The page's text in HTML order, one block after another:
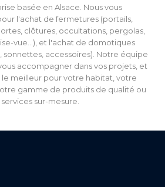
basée en Alsace. Nous vous
l'achat de fermetures (portails,
clôtures, occultations, pergolas,
vue...), et l'achat de domotiques
sonnettes, accessoires). Notre équipe
accompagner dans vos projets, et
le meilleur pour votre habitat, votre
gamme de produits de qualité ou
services sur-mesure.